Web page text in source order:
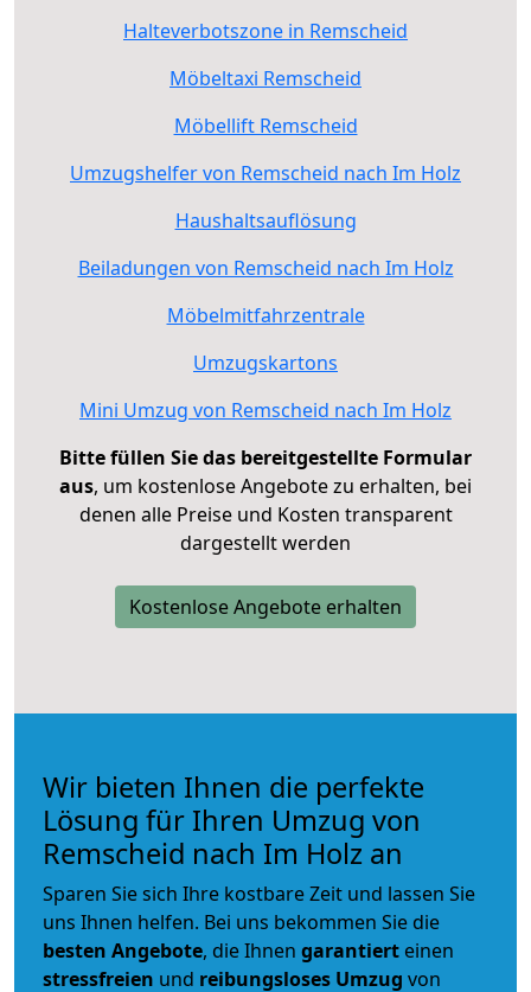
Halteverbotszone in Remscheid
Möbeltaxi Remscheid
Möbellift Remscheid
Umzugshelfer von Remscheid nach Im Holz
Haushaltsauflösung
Beiladungen von Remscheid nach Im Holz
Möbelmitfahrzentrale
Umzugskartons
Mini Umzug von Remscheid nach Im Holz
Bitte füllen Sie das bereitgestellte Formular
aus, um kostenlose Angebote zu erhalten, bei
denen alle Preise und Kosten transparent
dargestellt werden
Kostenlose Angebote erhalten
Wir bieten Ihnen die perfekte
Lösung für Ihren Umzug von
Remscheid nach Im Holz an
Sparen Sie sich Ihre kostbare Zeit und lassen Sie
uns Ihnen helfen. Bei uns bekommen Sie die
besten Angebote, die Ihnen garantiert einen
stressfreien und reibungsloses Umzug von